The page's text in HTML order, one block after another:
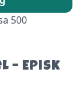
– Episk